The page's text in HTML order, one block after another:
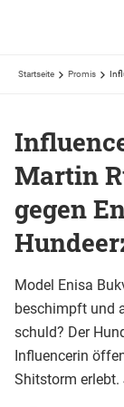
Startseite Promis
Martin
gegen
Model Enisa
beschimpft und
schuld? Der
Influencerin
Shitstorm erlebt.